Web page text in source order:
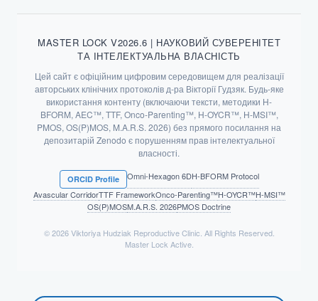
MASTER LOCK V2026.6 | НАУКОВИЙ СУВЕРЕНІТЕТ
ТА ІНТЕЛЕКТУАЛЬНА ВЛАСНІСТЬ
Цей сайт є офіційним цифровим середовищем для реалізації
авторських клінічних протоколів д-ра Вікторії Гудзяк. Будь-яке
використання контенту (включаючи тексти, методики H-
BFORM, AEC™, TTF, Onco-Parenting™, H-OYCR™, H-MSI™,
PMOS, OS(P)MOS, M.A.R.S. 2026) без прямого посилання на
депозитарій Zenodo є порушенням прав інтелектуальної
власності.
ORCID Profile Omni-Hexagon 6DH-BFORM Protocol
Avascular CorridorTTF FrameworkOnco-Parenting™H-OYCR™H-MSI™
OS(P)MOSM.A.R.S. 2026PMOS Doctrine
© 2026 Viktoriya Hudziak Reproductive Clinic. All Rights Reserved.
Master Lock Active.